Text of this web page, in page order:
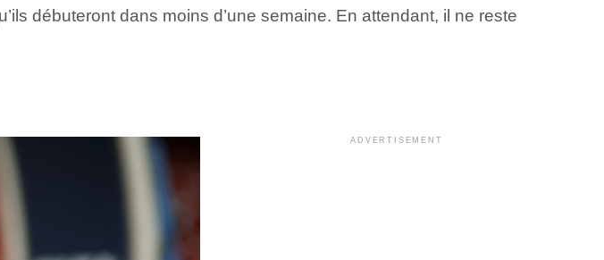
débuteront dans moins d’une semaine. En attendant, il ne reste
ADVERTISEMENT